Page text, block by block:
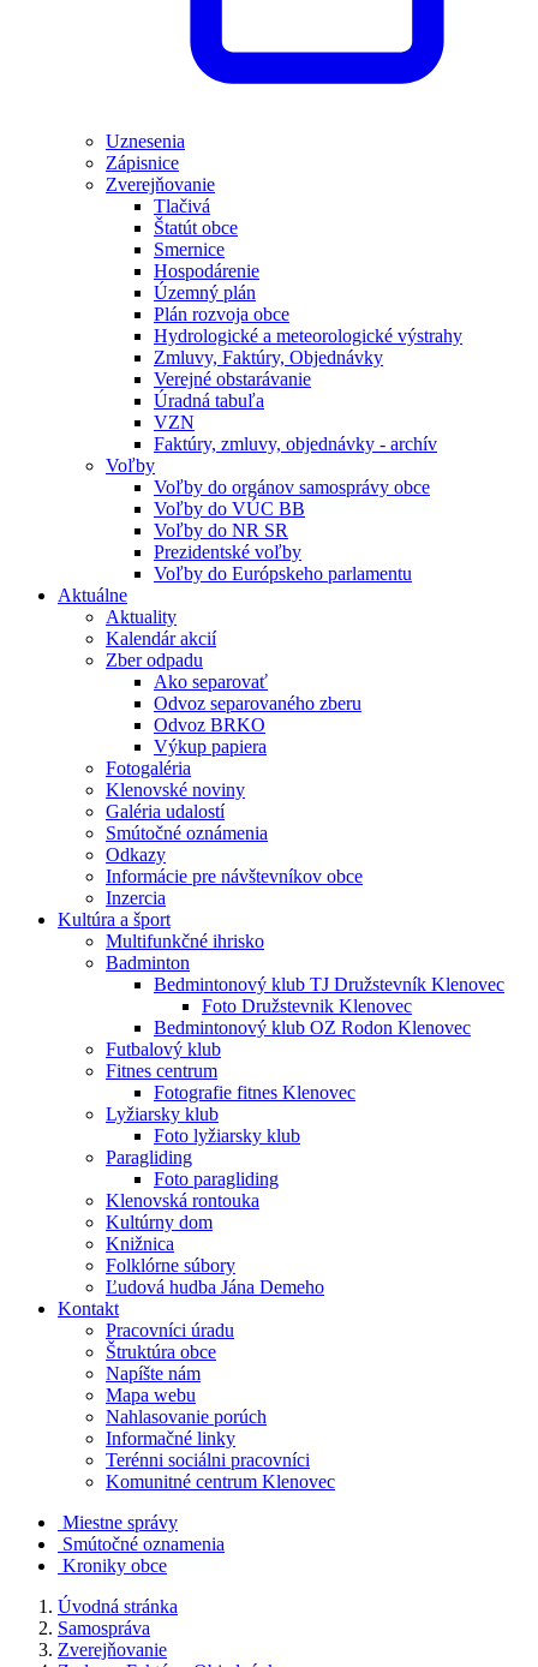
Uznesenia
Zápisnice
Zverejňovanie
Tlačivá
Štatút obce
Smernice
Hospodárenie
Územný plán
Plán rozvoja obce
Hydrologické a meteorologické výstrahy
Zmluvy, Faktúry, Objednávky
Verejné obstarávanie
Úradná tabuľa
VZN
Faktúry, zmluvy, objednávky - archív
Voľby
Voľby do orgánov samosprávy obce
Voľby do VÚC BB
Voľby do NR SR
Prezidentské voľby
Voľby do Európskeho parlamentu
Aktuálne
Aktuality
Kalendár akcií
Zber odpadu
Ako separovať
Odvoz separovaného zberu
Odvoz BRKO
Výkup papiera
Fotogaléria
Klenovské noviny
Galéria udalostí
Smútočné oznámenia
Odkazy
Informácie pre návštevníkov obce
Inzercia
Kultúra a šport
Multifunkčné ihrisko
Badminton
Bedmintonový klub TJ Družstevník Klenovec
Foto Družstevnik Klenovec
Bedmintonový klub OZ Rodon Klenovec
Futbalový klub
Fitnes centrum
Fotografie fitnes Klenovec
Lyžiarsky klub
Foto lyžiarsky klub
Paragliding
Foto paragliding
Klenovská rontouka
Kultúrny dom
Knižnica
Folklórne súbory
Ľudová hudba Jána Demeho
Kontakt
Pracovníci úradu
Štruktúra obce
Napíšte nám
Mapa webu
Nahlasovanie porúch
Informačné linky
Terénni sociálni pracovníci
Komunitné centrum Klenovec
Miestne správy
Smútočné oznamenia
Kroniky obce
Úvodná stránka
Samospráva
Zverejňovanie